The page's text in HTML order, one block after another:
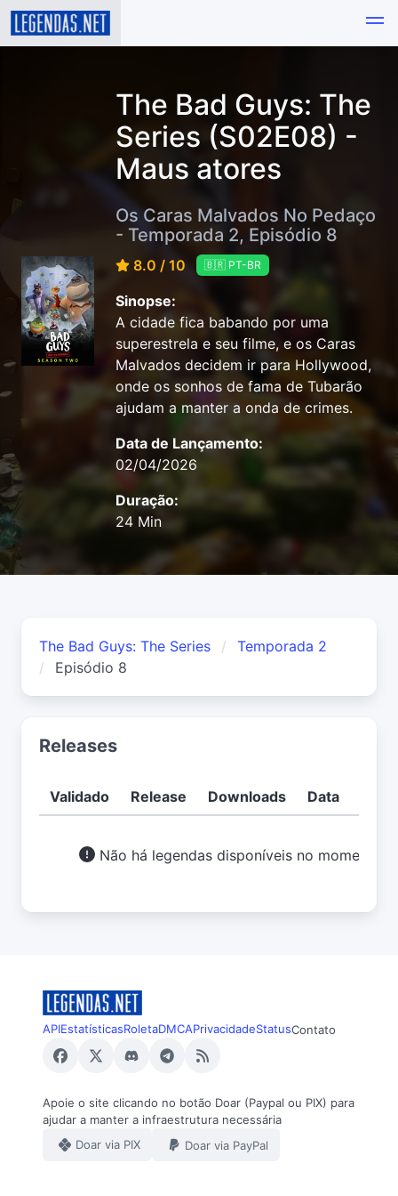
The Bad Guys: The
Series (S02E08) -
Maus atores
Os Caras Malvados No Pedaço
- Temporada 2, Episódio 8
8.0 / 10 🇧🇷 PT-BR
Sinopse:
A cidade fica babando por uma
superestrela e seu filme, e os Caras
Malvados decidem ir para Hollywood,
onde os sonhos de fama de Tubarão
ajudam a manter a onda de crimes.
Data de Lançamento:
02/04/2026
Duração:
24 Min
The Bad Guys: The Series
Temporada 2
Episódio 8
Releases
Validado Release Downloads Data
Não há legendas disponíveis no momento.
APIEstatísticasRoletaDMCAPrivacidadeStatusContato
Apoie o site clicando no botão Doar (Paypal ou PIX) para
ajudar a manter a infraestrutura necessária
Doar via PIX
Doar via PayPal